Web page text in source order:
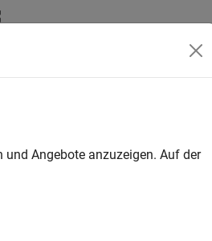
Angebote anzuzeigen. Auf der